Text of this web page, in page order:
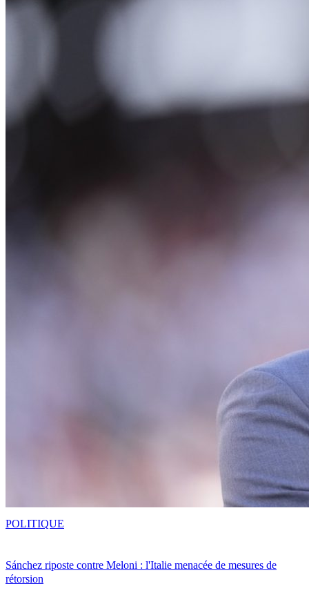
Sánchez riposte contre Meloni : l'Italie menacée de mesures de
rétorsion
POLITIQUE